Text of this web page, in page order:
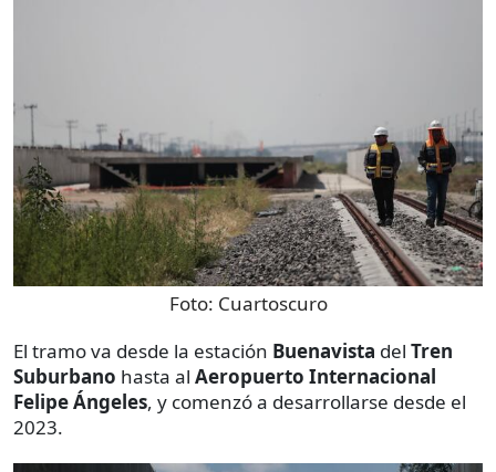
Foto: Cuartoscuro
El tramo va desde la estación Buenavista del Tren
Suburbano hasta al Aeropuerto Internacional
Felipe Ángeles, y comenzó a desarrollarse desde el
2023.